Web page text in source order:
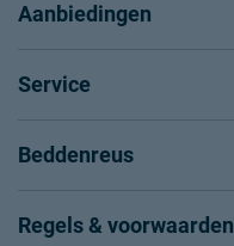
Aanbiedingen
Service
Beddenreus
Regels & voorwaarden